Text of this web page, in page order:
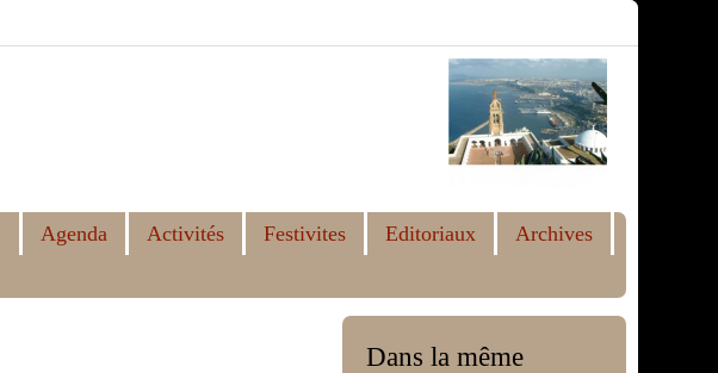
Agenda Activités Festivites Editoriaux
Archives
Dans la même